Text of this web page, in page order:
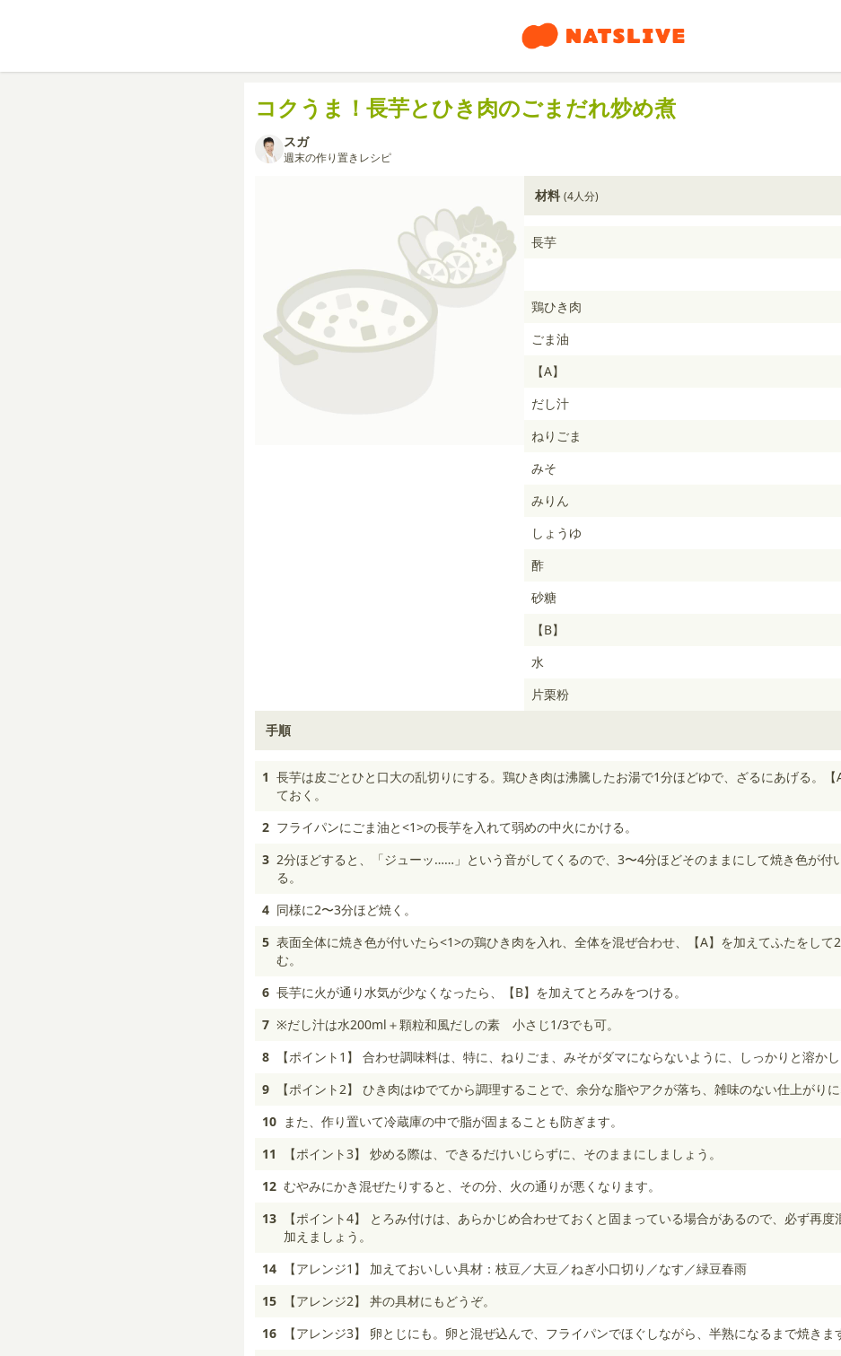
コクうま！長芋とひき肉のごまだれ炒め煮
スガ
週末の作り置きレシピ
材料 (4人分)
長芋
鶏ひき肉
ごま油
【A】
だし汁
ねりごま
みそ
みりん
しょうゆ
酢
砂糖
【B】
水
片栗粉
手順
1 長芋は皮ごとひと口大の乱切りにする。鶏ひき肉は沸騰したお湯で1分ほどゆで、ざるにあげる。
ておく。
2 フライパンにごま油と<1>の長芋を入れて弱めの中火にかける。
3 2分ほどすると、「ジューッ……」という音がしてくるので、3〜4分ほどそのままにして焼き色が付
る。
4 同様に2〜3分ほど焼く。
5 表面全体に焼き色が付いたら<1>の鶏ひき肉を入れ、全体を混ぜ合わせ、【A】を加えてふたをして
む。
6 長芋に火が通り水気が少なくなったら、【B】を加えてとろみをつける。
7 ※だし汁は水200ml＋顆粒和風だしの素 小さじ1/3でも可。
8
【ポイント1】 合わせ調味料は、特に、ねりごま、みそがダマにならないように、しっかりと溶かし
9
【ポイント2】 ひき肉はゆでてから調理することで、余分な脂やアクが落ち、雑味のない仕上がりに
10 また、作り置いて冷蔵庫の中で脂が固まることも防ぎます。
11
【ポイント3】 炒める際は、できるだけいじらずに、そのままにしましょう。
12 むやみにかき混ぜたりすると、その分、火の通りが悪くなります。
13
【ポイント4】 とろみ付けは、あらかじめ合わせておくと固まっている場合があるので、必ず再度
加えましょう。
14
【アレンジ1】 加えておいしい具材：枝豆／大豆／ねぎ小口切り／なす／緑豆春雨
15
【アレンジ2】 丼の具材にもどうぞ。
16
【アレンジ3】 卵とじにも。卵と混ぜ込んで、フライパンでほぐしながら、半熟になるまで焼きま